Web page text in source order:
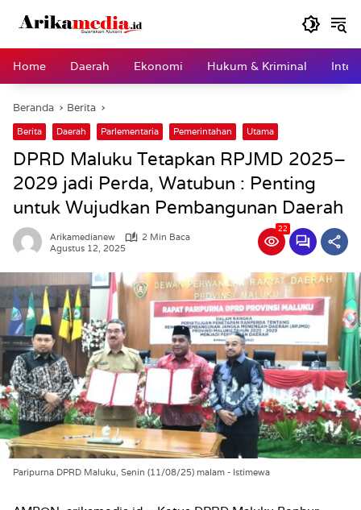
Home
Daerah Ekonomi Hukum & Kriminal
Beranda Berita
Berita Daerah Parlementaria Pemerintahan Utama
DPRD Maluku Tetapkan RPJMD 2025–
2029 jadi Perda, Watubun : Penting
untuk Wujudkan Pembangunan Daerah
Arikamedianew
2 Min Baca
Agustus 12, 2025
22
Paripurna DPRD Maluku, Senin (11/08/25) malam - Istimewa